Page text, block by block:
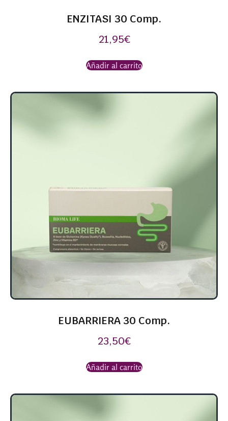
ENZITASI 30 Comp.
21,95€
Añadir al carrito
EUBARRIERA 30 Comp.
23,50€
Añadir al carrito